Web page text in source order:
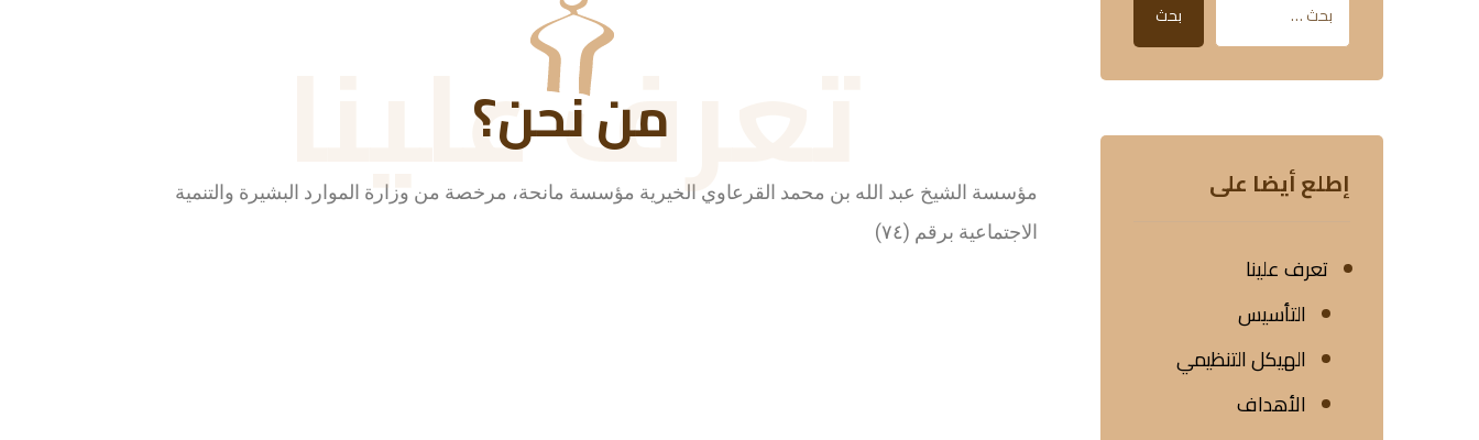
تعرف علينا
من نحن؟
مؤسسة الشيخ عبد الله بن محمد القرعاوي الخيرية مؤسسة مانحة، مرخصة من وزارة الموارد البشيرة والتنمية
الاجتماعية برقم (٧٤)
بحث
إطلع أيضا على
تعرف علينا
التأسيس
الهيكل التنظيمي
الأهداف